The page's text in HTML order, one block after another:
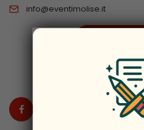
info@eventimolise.it